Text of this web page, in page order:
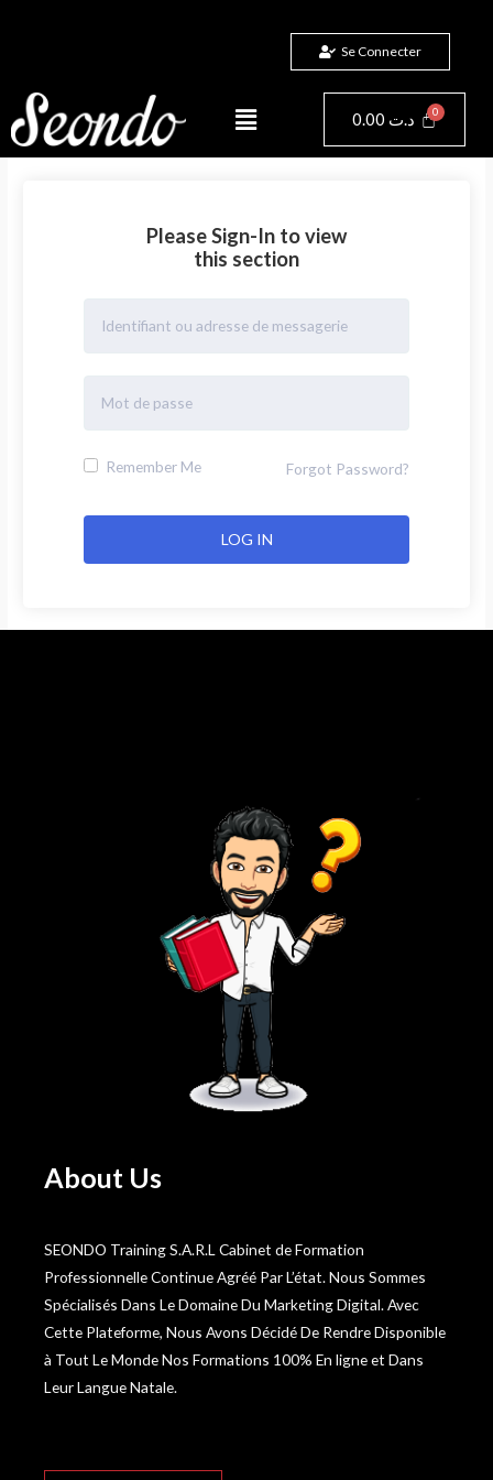
Se Connecter
Menu 0.00 د.ت Panier
Please Sign-In to view
this section
Remember Me Forgot Password?
About Us
SEONDO Training S.A.R.L Cabinet de Formation
Professionnelle Continue Agréé Par L’état. Nous Sommes
Spécialisés Dans Le Domaine Du Marketing Digital. Avec
Cette Plateforme, Nous Avons Décidé De Rendre Disponible
à Tout Le Monde Nos Formations 100% En ligne et Dans
Leur Langue Natale.